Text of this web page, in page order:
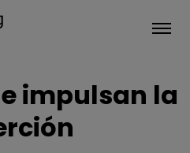
impulsan la